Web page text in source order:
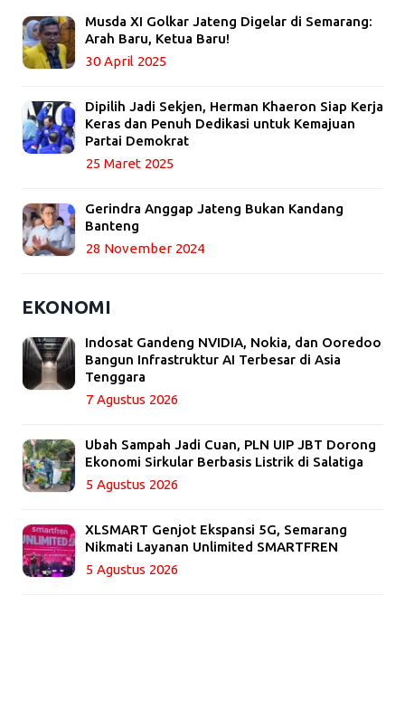
Musda XI Golkar Jateng Digelar di Semarang:
Arah Baru, Ketua Baru!
30 April 2025
Dipilih Jadi Sekjen, Herman Khaeron Siap Kerja
Keras dan Penuh Dedikasi untuk Kemajuan
Partai Demokrat
25 Maret 2025
Gerindra Anggap Jateng Bukan Kandang
Banteng
28 November 2024
EKONOMI
Indosat Gandeng NVIDIA, Nokia, dan Ooredoo
Bangun Infrastruktur AI Terbesar di Asia
Tenggara
7 Agustus 2026
Ubah Sampah Jadi Cuan, PLN UIP JBT Dorong
Ekonomi Sirkular Berbasis Listrik di Salatiga
5 Agustus 2026
XLSMART Genjot Ekspansi 5G, Semarang
Nikmati Layanan Unlimited SMARTFREN
5 Agustus 2026